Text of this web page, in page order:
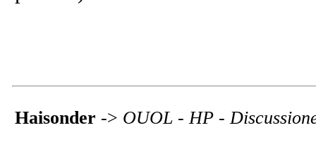
Haisonder -> OUOL - HP -